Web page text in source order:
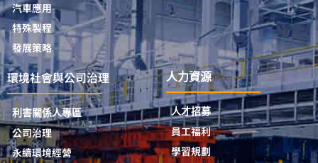
汽車應用
特殊製程
發展策略
環境社會與公司治理
利害關係人專區
公司治理
永續環境經營
人力資源
人才招募
員工福利
學習規劃